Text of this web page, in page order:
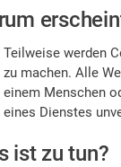
Teilweise werden
zu machen. Alle
einem Menschen
eines Dienstes
ist zu tun?